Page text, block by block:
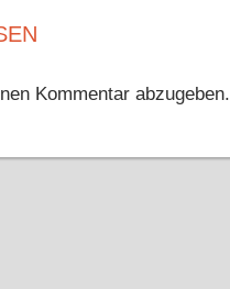
Kommentar abzugeben.